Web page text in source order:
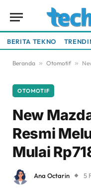
BERITA TEKNO
Beranda » Otomotif »
OTOMOTIF
New
Resmi
Mulai
Ana Octarin 5